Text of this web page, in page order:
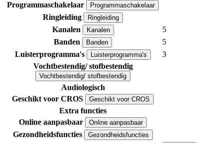
Programmaschakelaar Programmaschakelaar
Ringleiding Ringleiding
Kanalen Kanalen
5
Banden
Banden
5
Luisterprogramma's
Luisterprogramma's
3
Vochtbestendig/ stofbestendig
Vochtbestendig/ stofbestendig
Audiologisch
Geschikt voor CROS
Geschikt voor CROS
Extra functies
Online aanpasbaar
Online aanpasbaar
Gezondheidsfuncties
Gezondheidsfuncties